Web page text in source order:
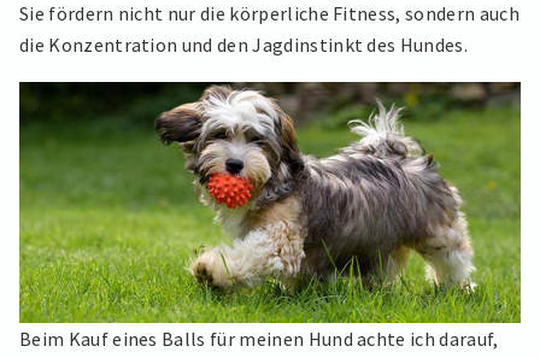
Sie fördern nicht nur die körperliche Fitness, sondern auch
die Konzentration und den Jagdinstinkt des Hundes.
Beim Kauf eines Balls für meinen Hund achte ich darauf,